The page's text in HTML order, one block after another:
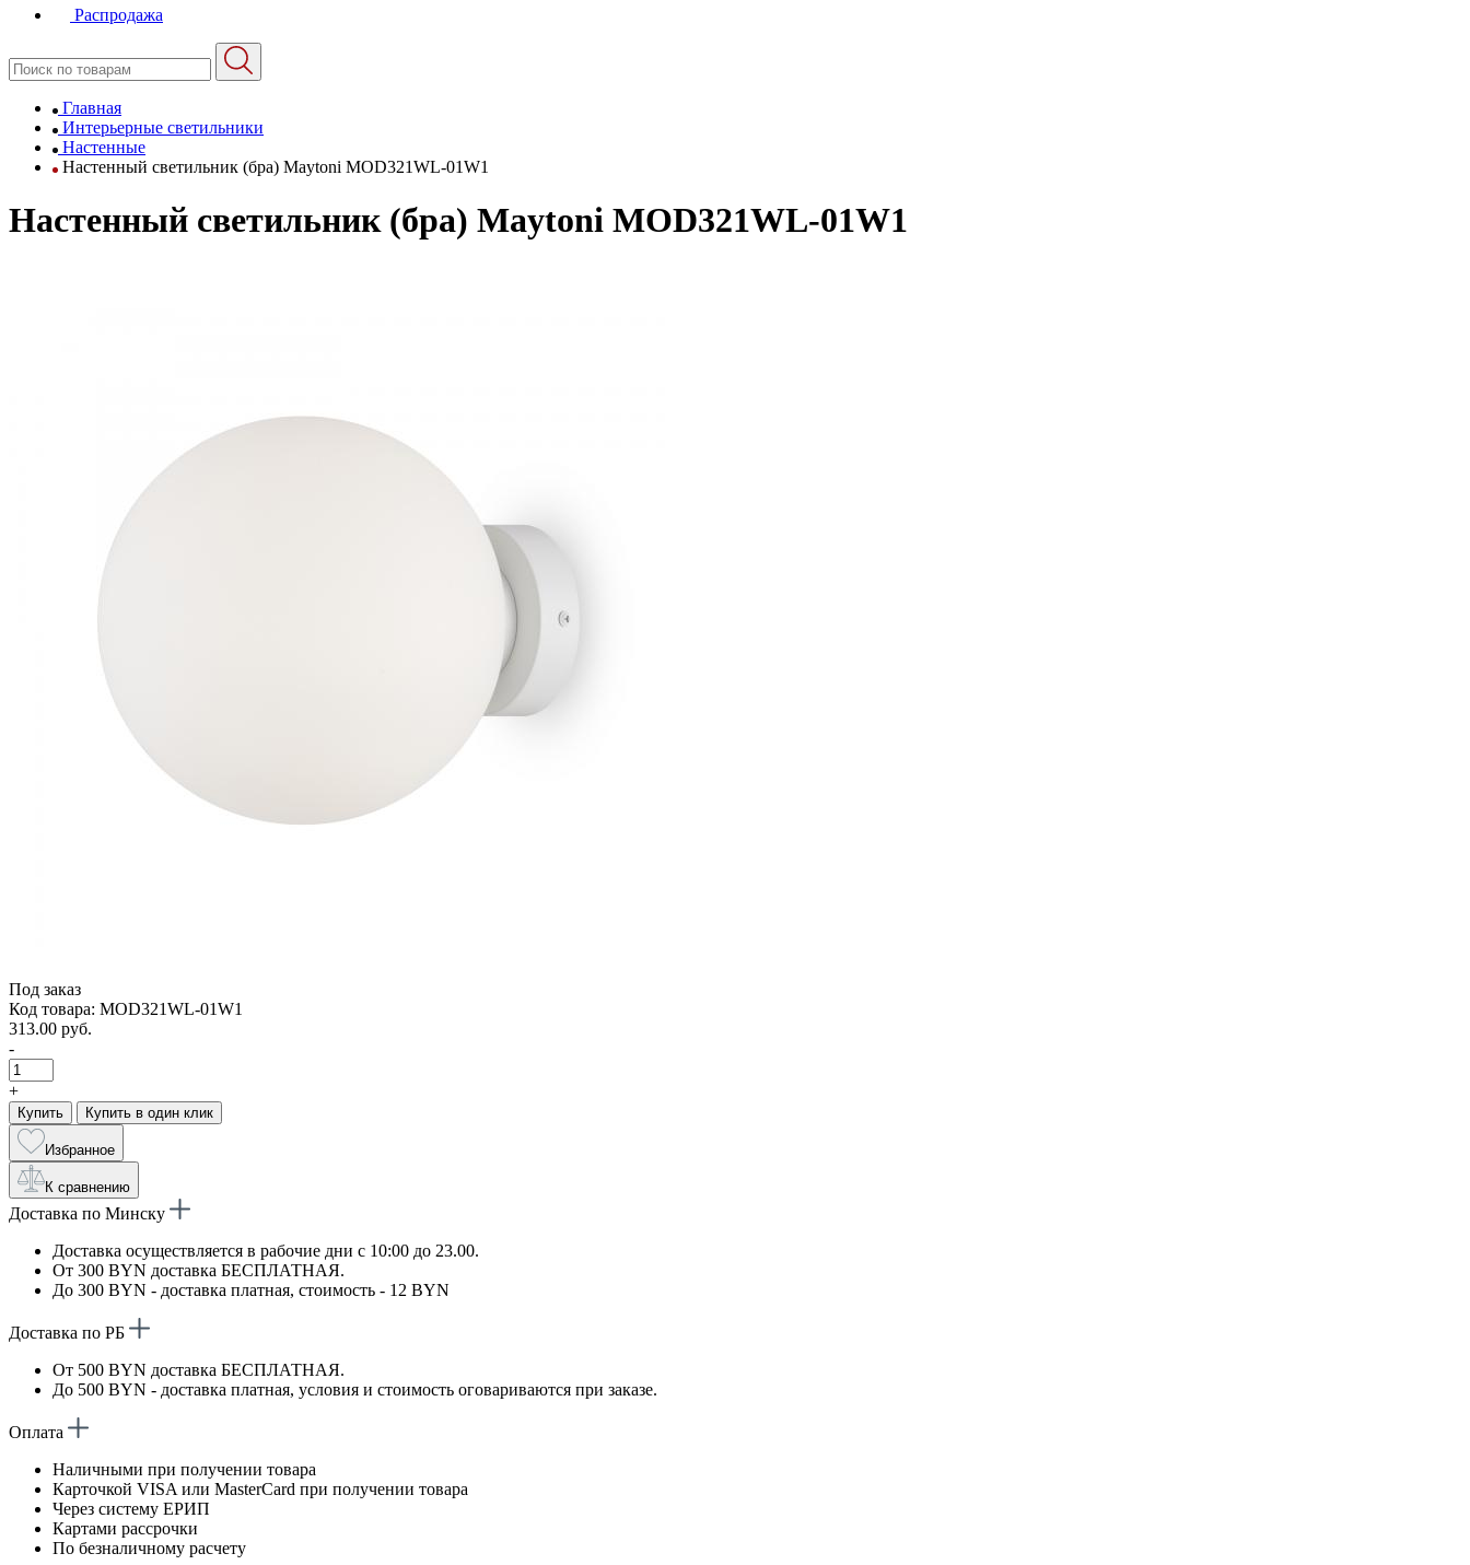
Распродажа
Главная
Интерьерные светильники
Настенные
Настенный светильник (бра) Maytoni MOD321WL-01W1
Настенный светильник (бра) Maytoni MOD321WL-01W1
Под заказ
Код товара: MOD321WL-01W1
313.00 руб.
-
+
Купить Купить в один клик
Избранное
К сравнению
Доставка по Минску
Доставка осуществляется в рабочие дни с 10:00 до 23.00.
От 300 BYN доставка БЕСПЛАТНАЯ.
До 300 BYN - доставка платная, стоимость - 12 BYN
Доставка по РБ
От 500 BYN доставка БЕСПЛАТНАЯ.
До 500 BYN - доставка платная, условия и стоимость оговариваются при заказе.
Оплата
Наличными при получении товара
Карточкой VISA или MasterCard при получении товара
Через систему ЕРИП
Картами рассрочки
По безналичному расчету